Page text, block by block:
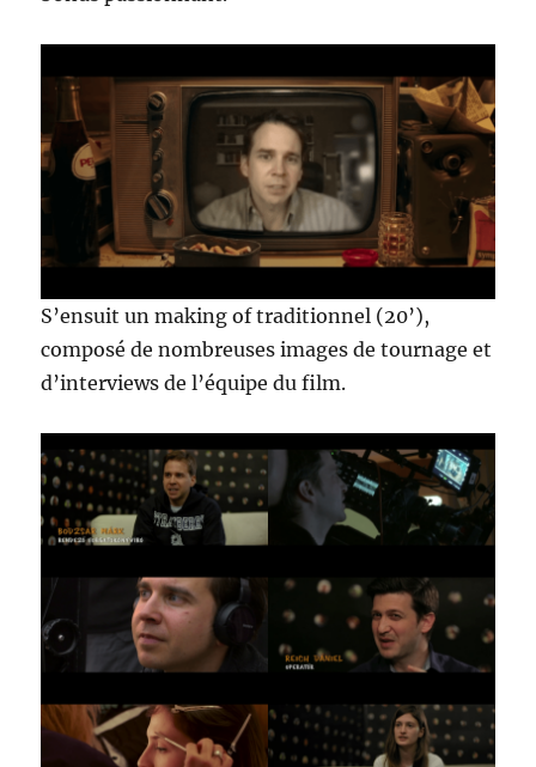
S’ensuit un making of traditionnel (20’),
composé de nombreuses images de tournage et
d’interviews de l’équipe du film.